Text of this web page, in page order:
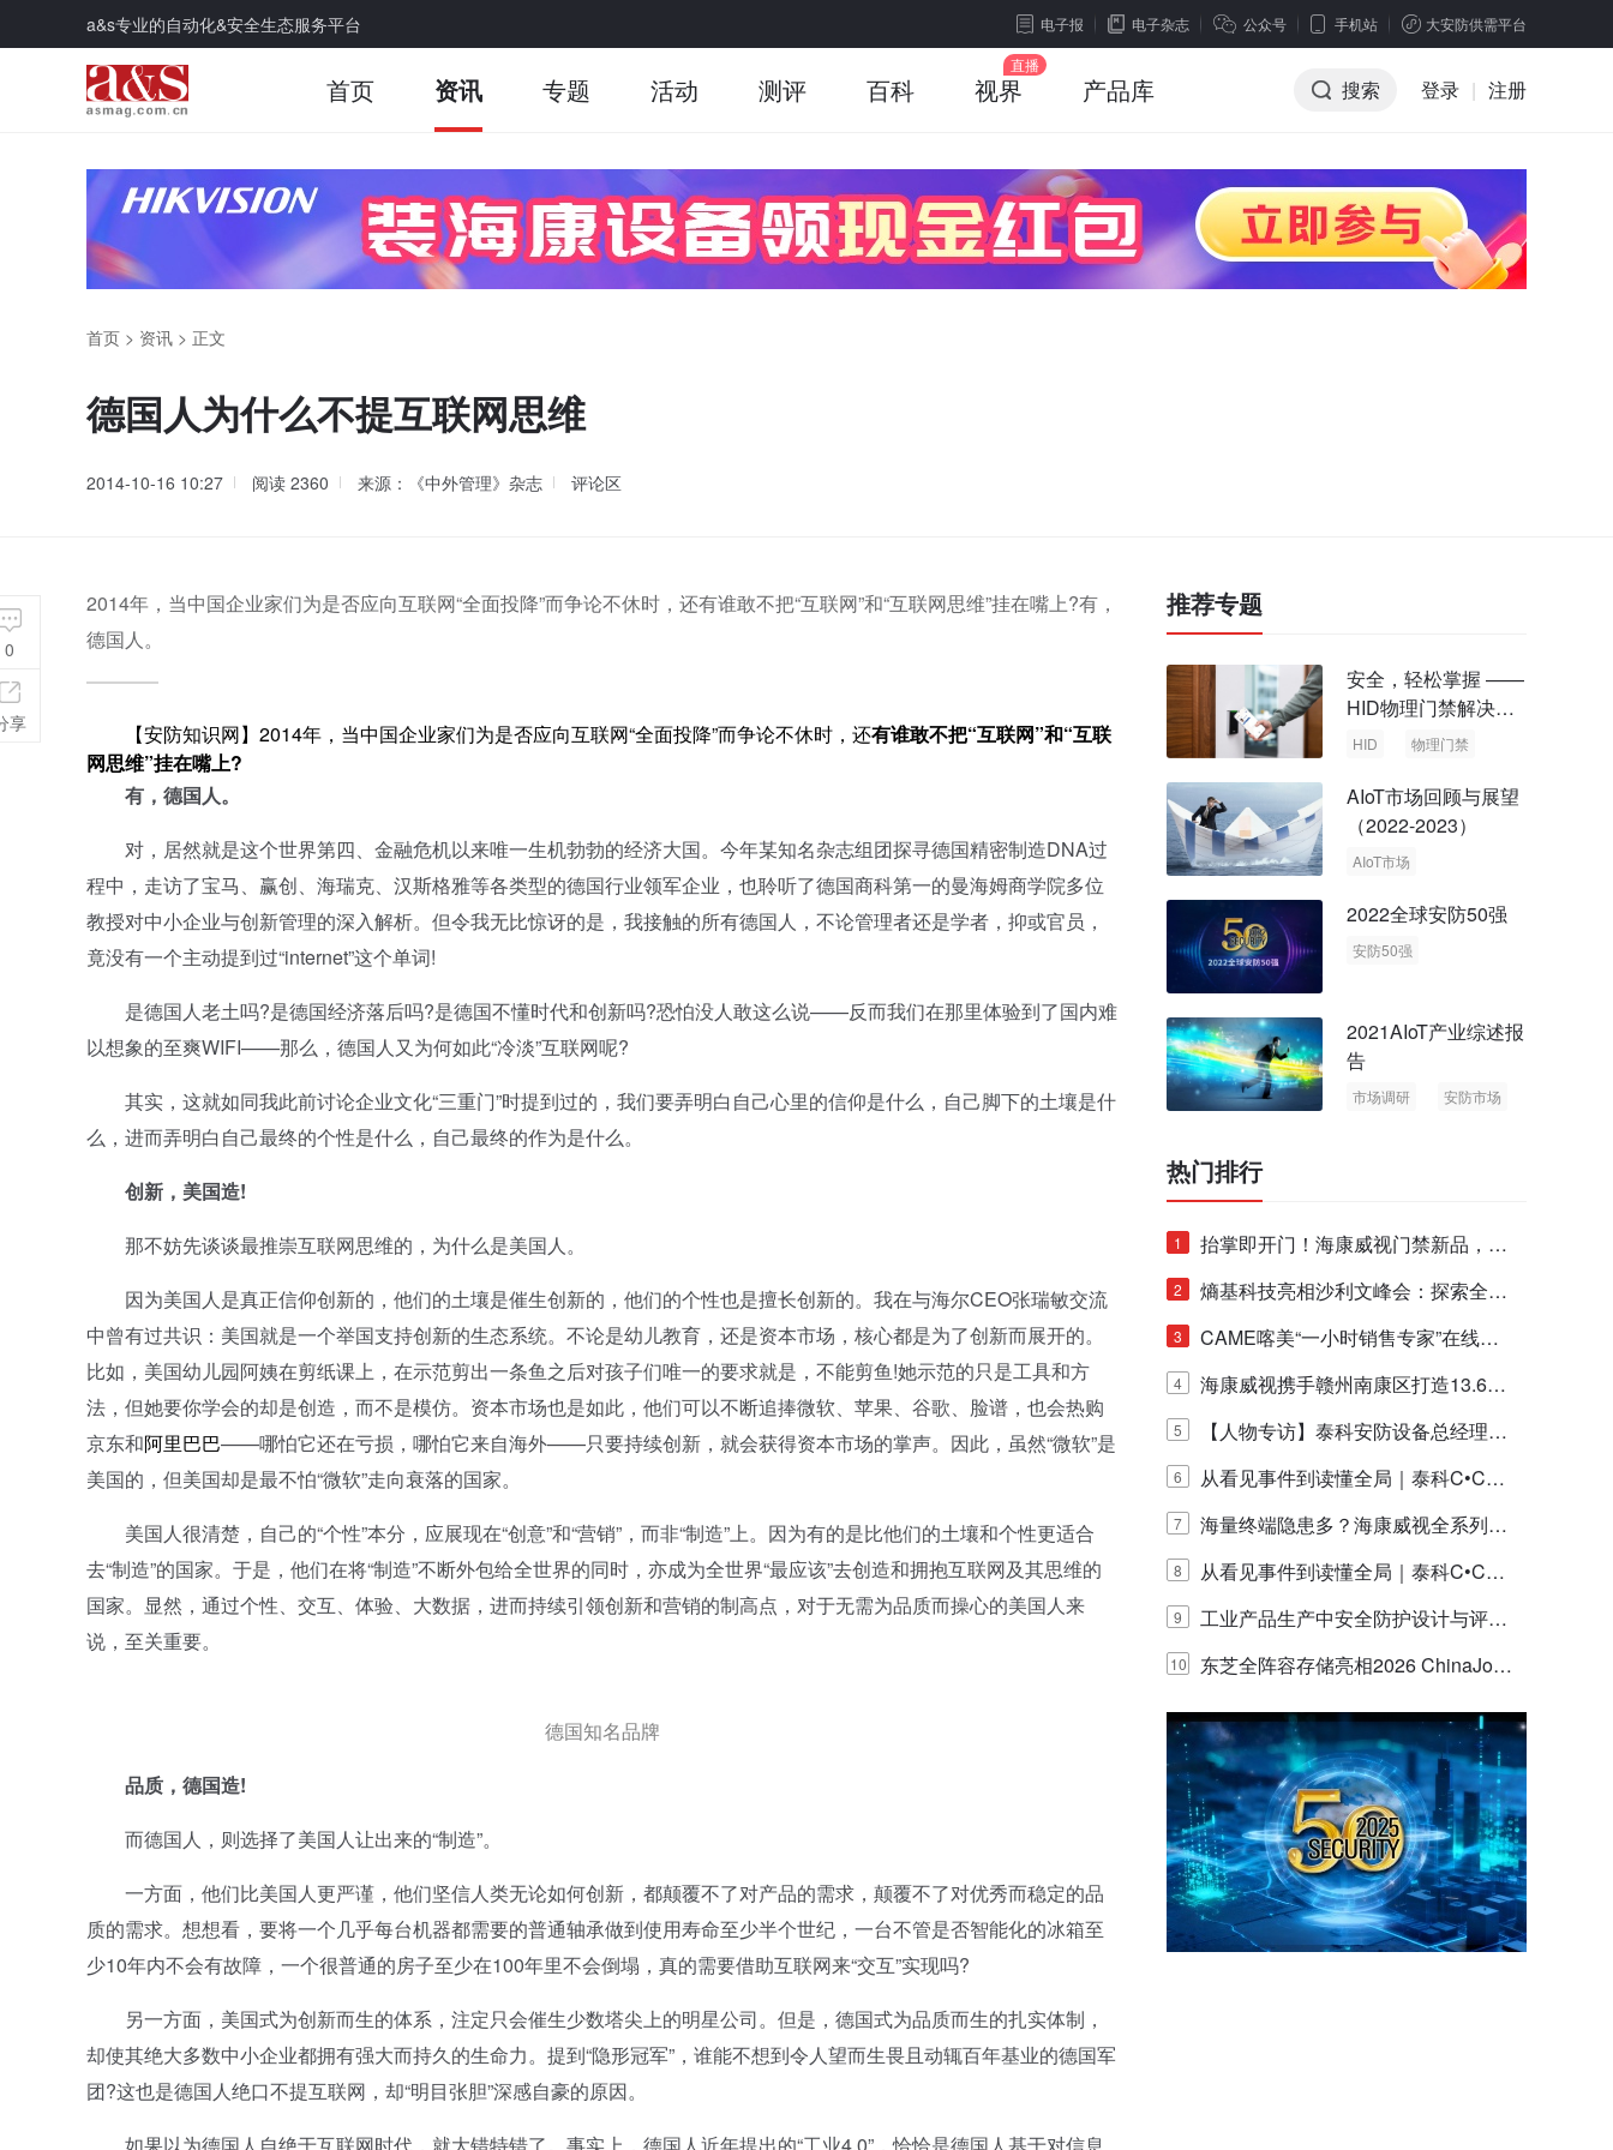
a&s专业的自动化&安全生态服务平台 电子报 电子杂志 公众号 手机站 大安防供需平台
首页 资讯 专题 活动 测评 百科 视界 产品库 搜索 登录 | 注册
首页 > 资讯 > 正文
德国人为什么不提互联网思维
2014-10-16 10:27 阅读 2360 来源：《中外管理》杂志 评论区
2014年，当中国企业家们为是否应向互联网“全面投降”而争论不休时，还有谁敢不把“互联网”和“互联网思维”挂在嘴上?有，
德国人。
【安防知识网】2014年，当中国企业家们为是否应向互联网“全面投降”而争论不休时，还有谁敢不把“互联网”和“互联
网思维”挂在嘴上?
有，德国人。
对，居然就是这个世界第四、金融危机以来唯一生机勃勃的经济大国。今年某知名杂志组团探寻德国精密制造DNA过
程中，走访了宝马、赢创、海瑞克、汉斯格雅等各类型的德国行业领军企业，也聆听了德国商科第一的曼海姆商学院多位
教授对中小企业与创新管理的深入解析。但令我无比惊讶的是，我接触的所有德国人，不论管理者还是学者，抑或官员，
竟没有一个主动提到过“internet”这个单词!
是德国人老土吗?是德国经济落后吗?是德国不懂时代和创新吗?恐怕没人敢这么说——反而我们在那里体验到了国内难
以想象的至爽WIFI——那么，德国人又为何如此“冷淡”互联网呢?
其实，这就如同我此前讨论企业文化“三重门”时提到过的，我们要弄明白自己心里的信仰是什么，自己脚下的土壤是什
么，进而弄明白自己最终的个性是什么，自己最终的作为是什么。
创新，美国造!
那不妨先谈谈最推崇互联网思维的，为什么是美国人。
因为美国人是真正信仰创新的，他们的土壤是催生创新的，他们的个性也是擅长创新的。我在与海尔CEO张瑞敏交流
中曾有过共识：美国就是一个举国支持创新的生态系统。不论是幼儿教育，还是资本市场，核心都是为了创新而展开的。
比如，美国幼儿园阿姨在剪纸课上，在示范剪出一条鱼之后对孩子们唯一的要求就是，不能剪鱼!她示范的只是工具和方
法，但她要你学会的却是创造，而不是模仿。资本市场也是如此，他们可以不断追捧微软、苹果、谷歌、脸谱，也会热购
京东和阿里巴巴——哪怕它还在亏损，哪怕它来自海外——只要持续创新，就会获得资本市场的掌声。因此，虽然“微软”是
美国的，但美国却是最不怕“微软”走向衰落的国家。
美国人很清楚，自己的“个性”本分，应展现在“创意”和“营销”，而非“制造”上。因为有的是比他们的土壤和个性更适合
去“制造”的国家。于是，他们在将“制造”不断外包给全世界的同时，亦成为全世界“最应该”去创造和拥抱互联网及其思维的
国家。显然，通过个性、交互、体验、大数据，进而持续引领创新和营销的制高点，对于无需为品质而操心的美国人来
说，至关重要。
德国知名品牌
品质，德国造!
而德国人，则选择了美国人让出来的“制造”。
一方面，他们比美国人更严谨，他们坚信人类无论如何创新，都颠覆不了对产品的需求，颠覆不了对优秀而稳定的品
质的需求。想想看，要将一个几乎每台机器都需要的普通轴承做到使用寿命至少半个世纪，一台不管是否智能化的冰箱至
少10年内不会有故障，一个很普通的房子至少在100年里不会倒塌，真的需要借助互联网来“交互”实现吗?
另一方面，美国式为创新而生的体系，注定只会催生少数塔尖上的明星公司。但是，德国式为品质而生的扎实体制，
却使其绝大多数中小企业都拥有强大而持久的生命力。提到“隐形冠军”，谁能不想到令人望而生畏且动辄百年基业的德国军
团?这也是德国人绝口不提互联网，却“明目张胆”深感自豪的原因。
0
享
推荐专题
安全，轻松掌握 ——
HID物理门禁解决方
案，启动智慧安全新
HID 物理门禁
AIoT市场回顾与展望
（2022-2023）
AIoT市场
2022全球安防50强
安防50强
2021AIoT产业综述报
告
市场调研
安防市场
热门排行
1
抬掌即开门！海康威视门禁新品，不
止认人脸，更认"掌"中静脉！
2
熵基科技亮相沙利文峰会：探索全栈
脑机技术商业化生态新路径
3
CAME喀美“一小时销售专家”在线赋
能培训正式启动！
4
海康威视携手赣州南康区打造13.6公
里绿波网
5
【人物专访】泰科安防设备总经理张
宁解码安防出海新范式
6
从看见事件到读懂全局｜泰科C•CUR
E IQ 3.20开启安防运营智能新时代
7
海量终端隐患多？海康威视全系列物
联安全产品，四层守护更放心！
8
从看见事件到读懂全局｜泰科C•CUR
E IQ 3.20开启安防运营智能新时代
9
工业产品生产中安全防护设计与评估
的实践与探讨
10
东芝全阵容存储亮相2026 ChinaJo
y，以海量数据底座赋能“与AI同游”新
体验